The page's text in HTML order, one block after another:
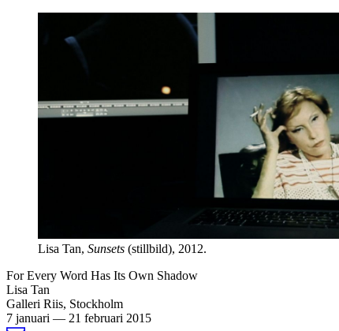
Lisa Tan, Sunsets (stillbild), 2012.
For Every Word Has Its Own Shadow
Lisa Tan
Galleri Riis, Stockholm
7 januari — 21 februari 2015